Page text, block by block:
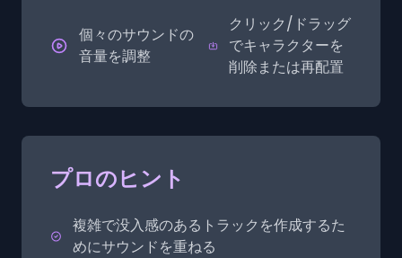
個々のサウンドの
音量を調整
クリック/ドラッグ
でキャラクターを
削除または再配置
プロのヒント
複雑で没入感のあるトラックを作成するた
めにサウンドを重ねる